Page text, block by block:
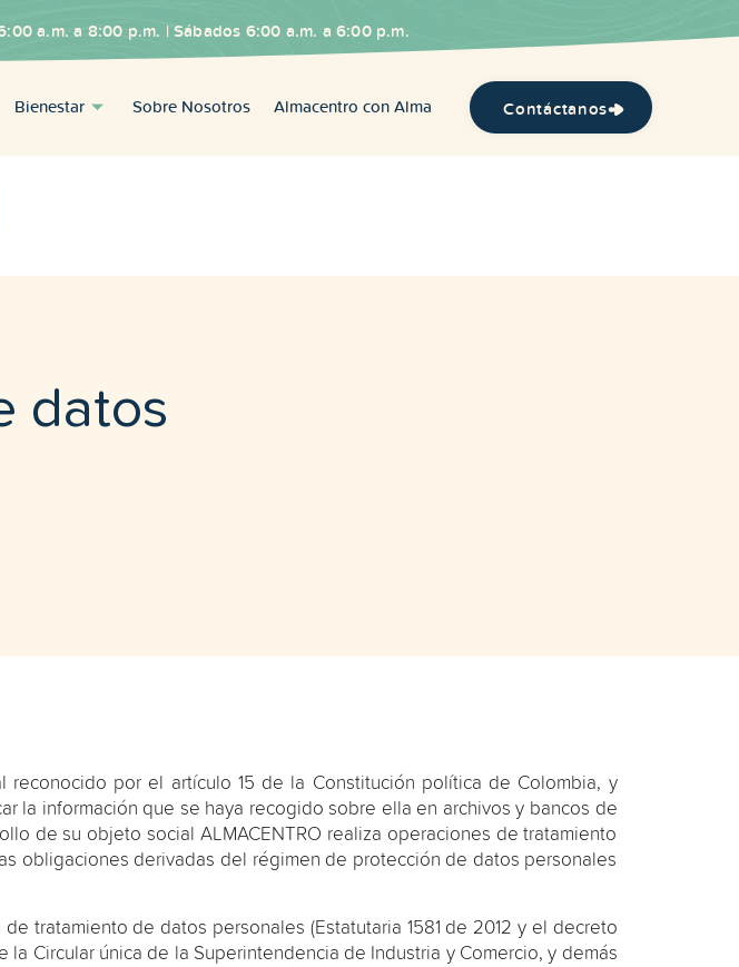
a.m. a 8:00 p.m. | Sábados 6:00 a.m. a 6:00 p.m.
Bienestar Sobre Nosotros Almacentro con Alma Contáctanos
datos
por el artículo 15 de la Constitución política de Colombia, y
la información que se haya recogido sobre ella en archivos y bancos de
de su objeto social ALMACENTRO realiza operaciones de tratamiento
obligaciones derivadas del régimen de protección de datos personales
tratamiento de datos personales (Estatutaria 1581 de 2012 y el decreto
Circular única de la Superintendencia de Industria y Comercio, y demás